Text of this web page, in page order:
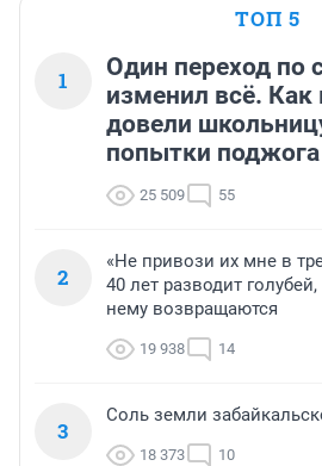
ТОП 5
1
Один переход по
изменил всё.
довели
попытки
25 509 55
2
«Не привози их мне в
40 лет разводит
нему возвращаются
19 938 14
3
Соль земли
18 373 10